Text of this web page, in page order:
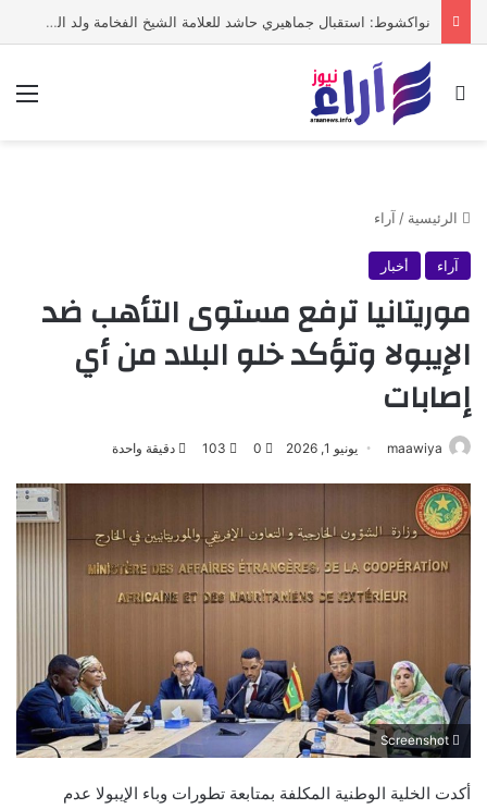
نواكشوط: استقبال جماهيري حاشد للعلامة الشيخ الفخامة ولد الشيخ سيديا
بحث عن
الرئيسية / آراء
آراء أخبار
موريتانيا ترفع مستوى التأهب ضد
الإيبولا وتؤكد خلو البلاد من أي
إصابات
maawiya يونيو 1, 2026 0
103 دقيقة واحدة
أكدت الخلية الوطنية المكلفة بمتابعة تطورات وباء الإيبولا عدم